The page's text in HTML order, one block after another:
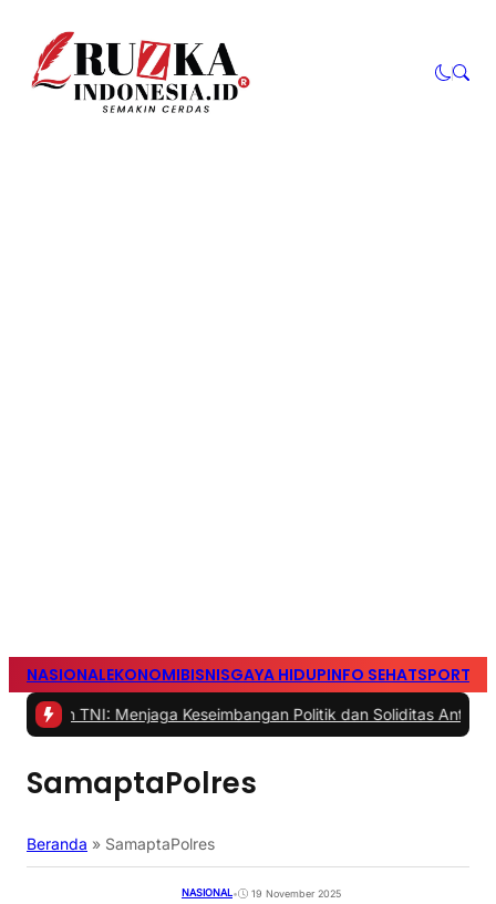
NASIONALEKONOMIBISNISGAYA HIDUPINFO SEHATSPORTS
TNI: Menjaga Keseimbangan Politik dan Soliditas Antarmatra
SamaptaPolres
Beranda » SamaptaPolres
NASIONAL• 19 November 2025